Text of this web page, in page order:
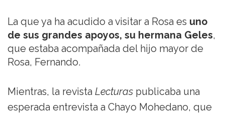
La que ya ha acudido a visitar a Rosa es uno
de sus grandes apoyos, su hermana Geles,
que estaba acompañada del hijo mayor de
Rosa, Fernando.
Mientras, la revista Lecturas publicaba una
esperada entrevista a Chayo Mohedano, que